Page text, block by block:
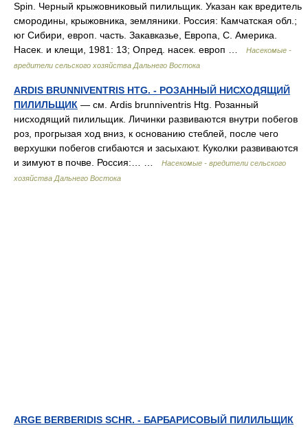
Spin. Черный крыжовниковый пилильщик. Указан как вредитель
смородины, крыжовника, земляники. Россия: Камчатская обл.;
юг Сибири, европ. часть. Закавказье, Европа, С. Америка.
Насек. и клещи, 1981: 13; Опред. насек. европ …
Насекомые -
вредители сельского хозяйства Дальнего Востока
ARDIS BRUNNIVENTRIS HTG. - РОЗАННЫЙ НИСХОДЯЩИЙ
ПИЛИЛЬЩИК — см. Ardis brunniventris Htg. Розанный
нисходящий пилильщик. Личинки развиваются внутри побегов
роз, прогрызая ход вниз, к основанию стеблей, после чего
верхушки побегов сгибаются и засыхают. Куколки развиваются
и зимуют в почве. Россия:… …
Насекомые - вредители сельского
хозяйства Дальнего Востока
ARGE BERBERIDIS SCHR. - БАРБАРИСОВЫЙ ПИЛИЛЬЩИК